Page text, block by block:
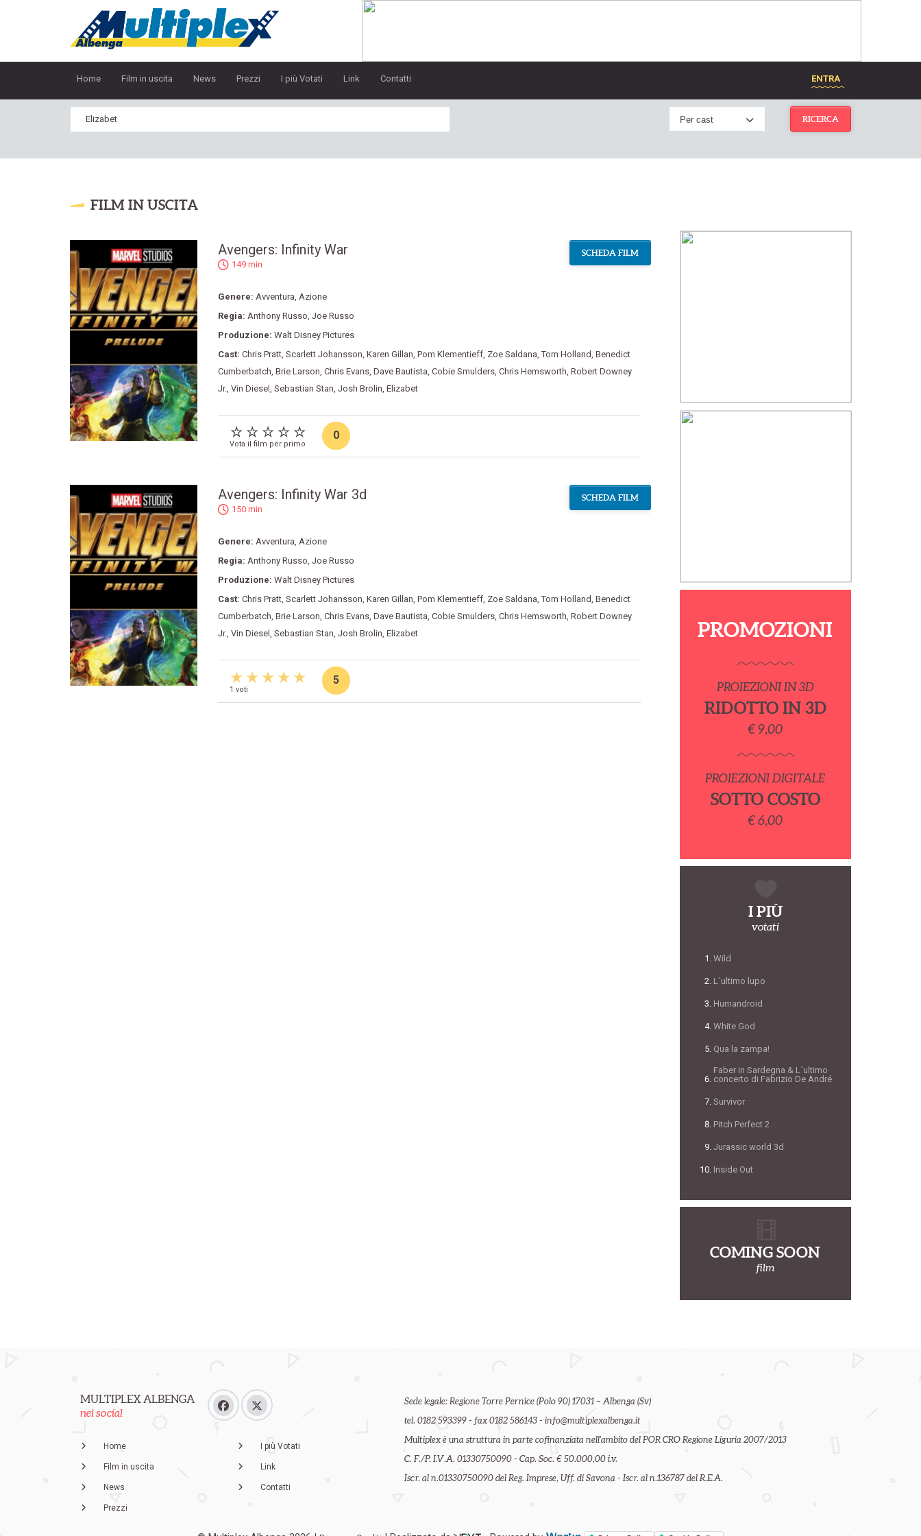
Home Film in uscita News Prezzi I più Votati Link Contatti ENTRA
Per cast RICERCA
FILM IN USCITA
Avengers: Infinity War
149 min
Genere: Avventura, Azione
Regia: Anthony Russo, Joe Russo
Produzione: Walt Disney Pictures
Cast: Chris Pratt, Scarlett Johansson, Karen Gillan, Pom Klementieff, Zoe Saldana,Tom Holland, Benedict
Cumberbatch, Brie Larson, Chris Evans, Dave Bautista, Cobie Smulders, Chris Hemsworth, Robert Downey
Jr., Vin Diesel , Sebastian Stan, Josh Brolin, Elizabet
SCHEDA FILM
Vota il film per primo
0
Avengers: Infinity War 3d
150 min
Genere: Avventura, Azione
Regia: Anthony Russo, Joe Russo
Produzione: Walt Disney Pictures
Cast: Chris Pratt, Scarlett Johansson, Karen Gillan, Pom Klementieff, Zoe Saldana,Tom Holland, Benedict
Cumberbatch, Brie Larson, Chris Evans, Dave Bautista, Cobie Smulders, Chris Hemsworth, Robert Downey
Jr., Vin Diesel , Sebastian Stan, Josh Brolin, Elizabet
SCHEDA FILM
1 voti
5
PROMOZIONI
PROIEZIONI IN 3D
RIDOTTO IN 3D
€ 9,00
PROIEZIONI DIGITALE
SOTTO COSTO
€ 6,00
I PIÙ
votati
Wild
L´ultimo lupo
Humandroid
White God
Qua la zampa!
Faber in Sardegna & L´ultimo
concerto di Fabrizio De André
Survivor
Pitch Perfect 2
Jurassic world 3d
Inside Out
COMING SOON
film
MULTIPLEX ALBENGA
nei social
Home
Film in uscita
News
Prezzi
I più Votati
Link
Contatti
Sede legale: Regione Torre Pernice (Polo 90) 17031 – Albenga (Sv)
tel. 0182 593399 - fax 0182 586143 - info@multiplexalbenga.it
Multiplex è una struttura in parte cofinanziata nell'ambito del POR CRO Regione Liguria 2007/2013
C. F./P. I.V.A. 01330750090 - Cap. Soc. € 50.000,00 i.v.
Iscr. al n.01330750090 del Reg. Imprese, Uff. di Savona - Iscr. al n.136787 del R.E.A.